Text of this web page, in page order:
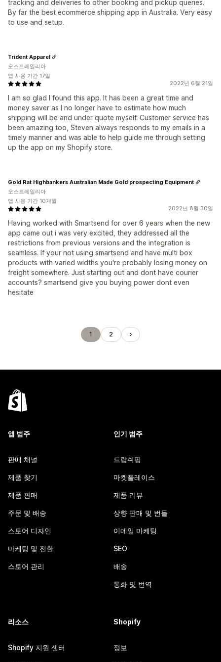
tracking and deliveries to other booking and pickup queries.
By far the best ecommerce shipping app in Australia. Very easy
to use and setup.
2022년 6월 21일
I am so glad I found this app. It has been a great time and
money saver as I no longer have to estimate how much
shipping will be and under quote myself. Customer service has
been amazing too, Steven always responds to my emails in a
timely manner and was able to help guide me through setting
up the app on my Shopify store.
Trident Apparel
오스트레일리아
앱 사용 기간 17일
2022년 8월 30일
Having worked with Smartsend for over 6 years when the new
app came out i was very excited, they addressed all the
restrictions from previous versions and the integration is
seamless. If your not using smartsend and have multi box
products with varied widths you're probably losing money on
freight somewhere. Just starting out and dont have courier
accounts? smartsend give you buying power dont even
hesitate
Gold Rat Highbankers Australian Made Gold prospecting Equipment
오스트레일리아
앱 사용 기간 10개월
1 2
앱 범주
판매 채널
제품 찾기
제품 판매
주문 및 배송
스토어 디자인
마케팅 및 전환
스토어 관리
인기 범주
드랍쉬핑
마켓플레이스
제품 리뷰
상향 판매 및 번들
이메일 마케팅
SEO
배송
통화 및 번역
리소스
Shopify 지원 센터
Shopify
정보